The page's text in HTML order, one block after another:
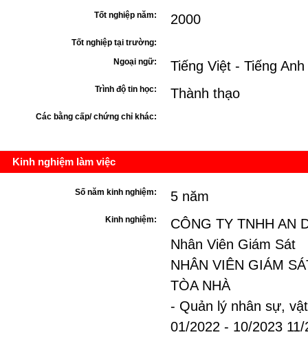
Tốt nghiệp năm: 2000
Tốt nghiệp tại trường:
Ngoại ngữ:
Tiếng Việt - Tiếng Anh
Trình độ tin học: Thành thạo
Các bằng cấp/ chứng chỉ khác:
Kinh nghiệm làm việc
Số năm kinh nghiệm: 5 năm
Kinh nghiệm:
CÔNG TY TNHH AN
Nhân Viên Giám Sát
NHÂN VIÊN GIÁM
TÒA NHÀ
- Quản lý nhân sự,
01/2022 - 10/2023